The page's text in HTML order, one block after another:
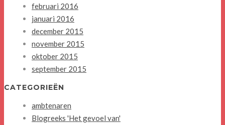
februari 2016
januari 2016
december 2015
november 2015
oktober 2015
september 2015
CATEGORIEËN
ambtenaren
Blogreeks 'Het gevoel van'